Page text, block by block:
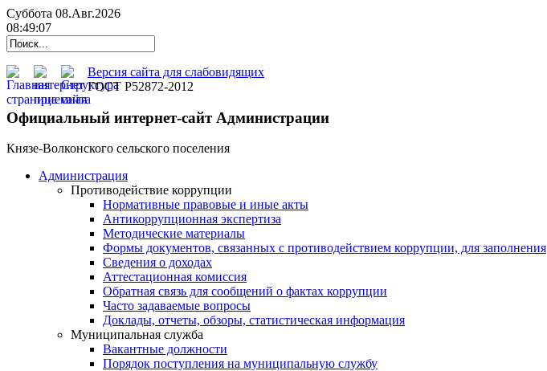
Суббота 08.Авг.2026
08:49:08
Версия сайта для слабовидящих
ГОСТ Р52872-2012
Официальный интернет-сайт Администрации
Князе-Волконского сельского поселения
Администрация
Противодействие коррупции
Нормативные правовые и иные акты
Антикоррупционная экспертиза
Методические материалы
Формы документов, связанных с противодействием коррупции, для заполнения
Сведения о доходах
Аттестационная комиссия
Обратная связь для сообщений о фактах коррупции
Часто задаваемые вопросы
Доклады, отчеты, обзоры, статистическая информация
Муниципальная служба
Вакантные должности
Порядок поступления на муниципальную службу